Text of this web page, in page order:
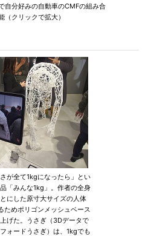
自分好みの自動車のCMFの組み合
クリックで拡大）
が全て1kgになったら」とい
「みんな1kg」。作者の全身
にした原寸大サイズの人体
ためポリゴンメッシュベース
げた。うさぎ（3Dデータで
ォードうさぎ）は、1kgでも